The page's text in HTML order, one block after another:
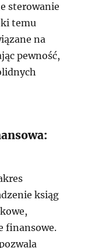
sterowanie
temu
na
pewność,
ksiąg
finansowe.